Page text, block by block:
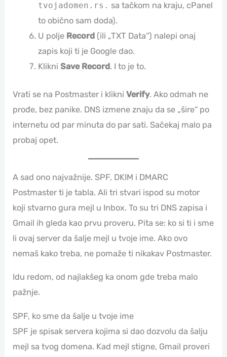
tvojadomen.rs. sa tačkom na kraju, cPanel
to obično sam doda).
U polje Record (ili „TXT Data“) nalepi onaj
zapis koji ti je Google dao.
Klikni Save Record . I to je to.
Vrati se na Postmaster i klikniVerify. Ako odmah ne
prođe, bez panike. DNS izmene znaju da se „šire“ po
internetu od par minuta do par sati. Sačekaj malo pa
probaj opet.
A sad ono najvažnije. SPF, DKIM i DMARC
Postmaster ti je tabla. Ali tri stvari ispod su motor
koji stvarno gura mejl u Inbox. To su tri DNS zapisa i
Gmail ih gleda kao prvu proveru. Pita se: ko si ti i sme
li ovaj server da šalje mejl u tvoje ime. Ako ovo
nemaš kako treba, ne pomaže ti nikakav Postmaster.
Idu redom, od najlakšeg ka onom gde treba malo
pažnje.
SPF, ko sme da šalje u tvoje ime
SPF je spisak servera kojima si dao dozvolu da šalju
mejl sa tvog domena. Kad mejl stigne, Gmail proveri